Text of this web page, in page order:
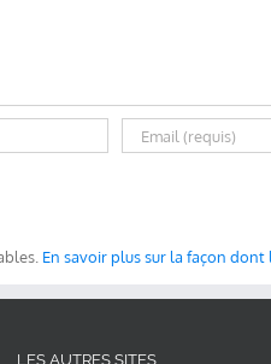
En savoir plus sur la façon
LES AUTRES SITES